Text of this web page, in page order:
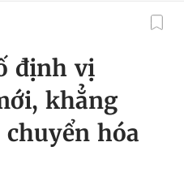
định vị
khẳng
hóa